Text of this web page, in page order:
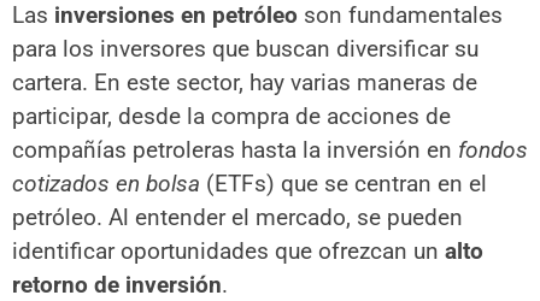
Las inversiones en petróleo son fundamentales
para los inversores que buscan diversificar su
cartera. En este sector, hay varias maneras de
participar, desde la compra de acciones de
compañías petroleras hasta la inversión en fondos
cotizados en bolsa (ETFs) que se centran en el
petróleo. Al entender el mercado, se pueden
identificar oportunidades que ofrezcan un alto
retorno de inversión.